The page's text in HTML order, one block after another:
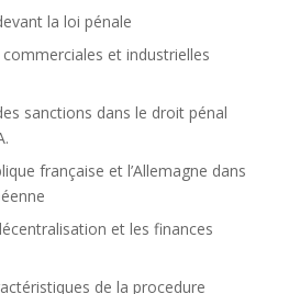
la loi pénale
commerciales et industrielles
sanctions dans le droit pénal
française et l’Allemagne dans
et les finances
de la procedure